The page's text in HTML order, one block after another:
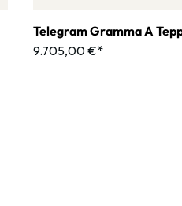
Telegram Gramma A
9.705,00 €*